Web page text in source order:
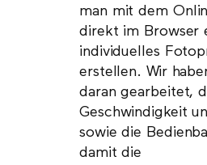
man mit dem
direkt im Browser
individuelles
erstellen. Wir
daran gearbeitet,
Geschwindigkeit
sowie die
damit die